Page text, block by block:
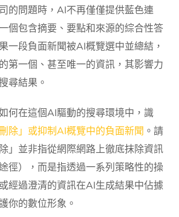
的問題時，AI不再僅僅提供藍色連
個包含摘要、要點和來源的綜合性答
一段負面新聞被AI概覽選中並總結，
第一個、甚至唯一的資訊，其影響力
尋結果。
何在這個AI驅動的搜尋環境中，識
刪除」或抑制AI概覽中的負面新聞 。請
」並非指從網際網路上徹底抹除資訊
徑），而是指透過一系列策略性的操
經過澄清的資訊在AI生成結果中佔據
你的數位形象。